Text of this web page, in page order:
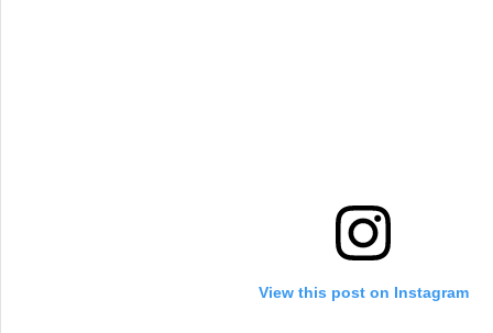
View this post on Instagram